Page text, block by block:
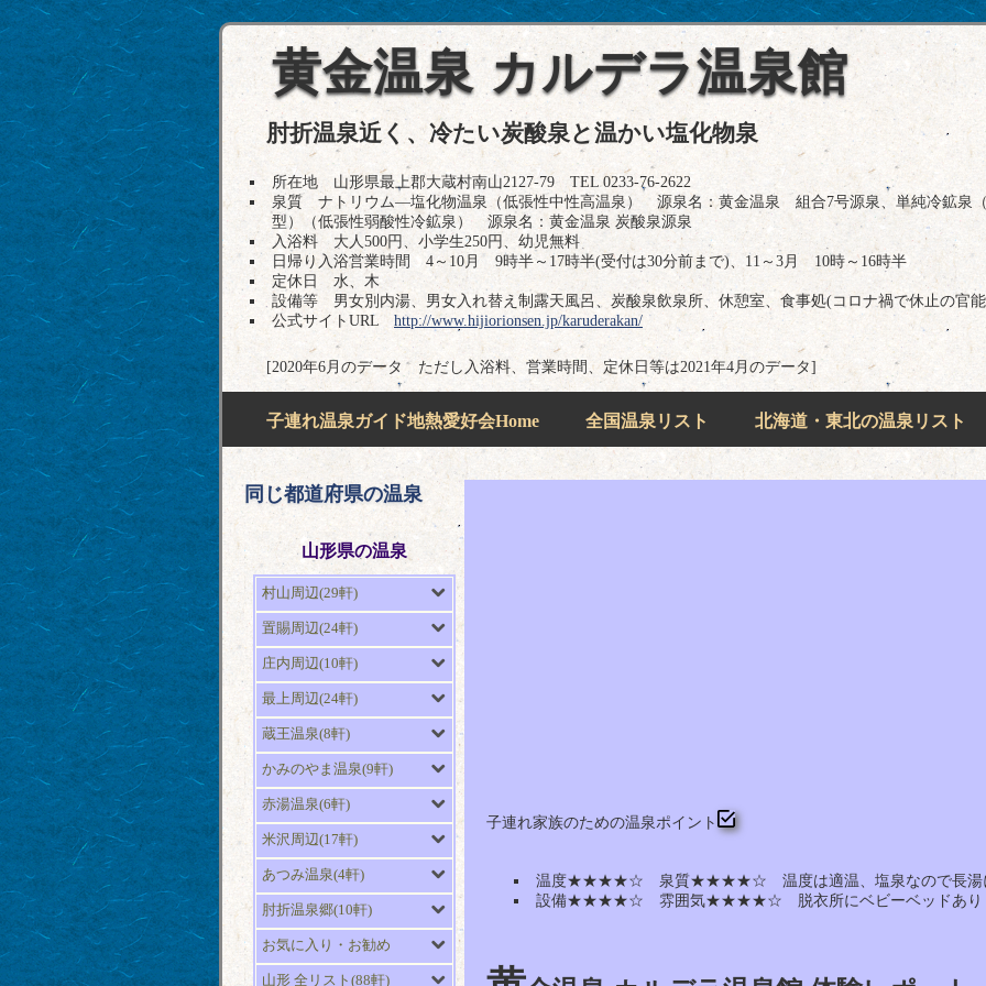
黄金温泉 カルデラ温泉館
肘折温泉近く、冷たい炭酸泉と温かい塩化物泉
所在地 山形県最上郡大蔵村南山2127-79 TEL 0233-76-2622
泉質 ナトリウム―塩化物温泉（低張性中性高温泉） 源泉名：黄金温泉 組合7号源泉、単純冷鉱泉
型）（低張性弱酸性冷鉱泉） 源泉名：黄金温泉 炭酸泉源泉
入浴料 大人500円、小学生250円、幼児無料
日帰り入浴営業時間 4～10月 9時半～17時半(受付は30分前まで)、11～3月 10時～16時半
定休日 水、木
設備等 男女別内湯、男女入れ替え制露天風呂、炭酸泉飲泉所、休憩室、食事処(コロナ禍で休止の官
公式サイトURL http://www.hijiorionsen.jp/karuderakan/
[2020年6月のデータ ただし入浴料、営業時間、定休日等は2021年4月のデータ]
子連れ温泉ガイド地熱愛好会Home 全国温泉リスト 北海道・東北の温泉リスト
子連れ家族のための温泉ポイント
温度★★★★☆ 泉質★★★★☆ 温度は適温、塩泉なので長湯
設備★★★★☆ 雰囲気★★★★☆ 脱衣所にベビーベッドあり
同じ都道府県の温泉